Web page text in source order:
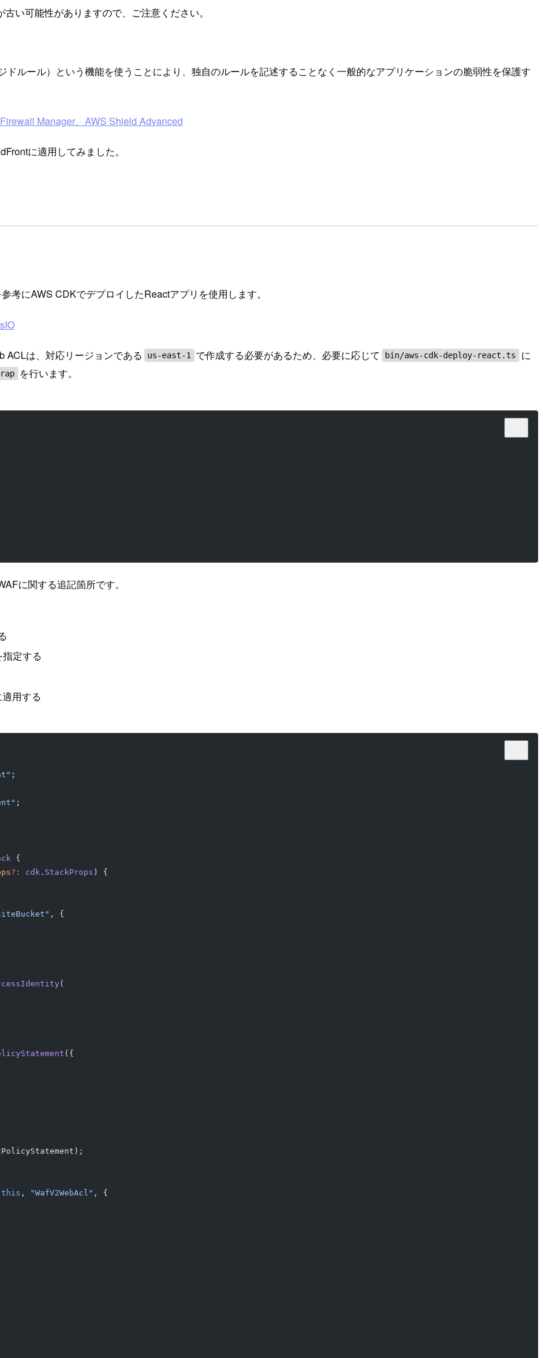
い可能性がありますので、ご注意ください。
ドルール）という機能を使うことにより、独自のルールを記述することなく一般的なアプリケーションの脆弱性を保護す
Manager、AWS Shield Advanced
に適用してみました。
考にAWS CDKでデプロイしたReactアプリを使用します。
ACLは、対応リージョンである us-east-1 で作成する必要があるため、必要に応じて bin/aws-cdk-deploy-react.ts に
を行います。
に関する追記箇所です。
指定する
用する
;
;
{
?: cdk. StackProps ) {
, {
(
({
this , "WafV2WebAcl" , {